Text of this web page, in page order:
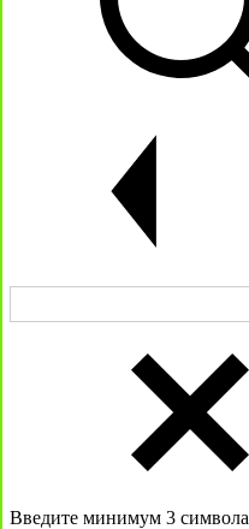
Введите минимум 3 символа